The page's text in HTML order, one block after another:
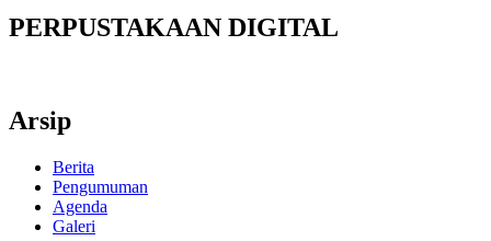
PERPUSTAKAAN DIGITAL
Arsip
Berita
Pengumuman
Agenda
Galeri